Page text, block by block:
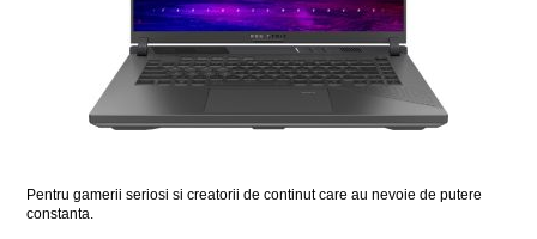
Pentru gamerii seriosi si creatorii de continut care au nevoie de putere
constanta.